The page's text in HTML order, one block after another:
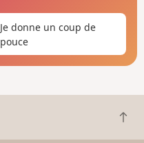
Je donne un coup de
pouce
R
e